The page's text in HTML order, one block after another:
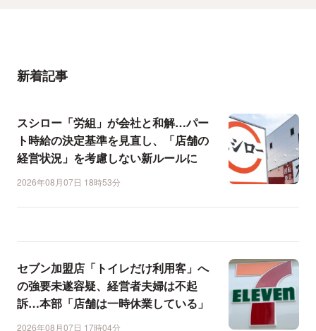
新着記事
スシロー「労組」が会社と和解…パー
ト時給の決定基準を見直し、「店舗の
経営状況」を考慮しない新ルールに
2026年08月07日 18時53分
セブン加盟店「トイレだけ利用客」へ
の強要未遂容疑、経営者夫婦は不起
訴…本部「店舗は一時休業している」
2026年08月07日 17時04分